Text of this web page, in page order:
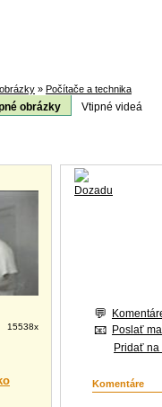
» Počítače a technika
obrázky Vtipné videá
15538x
Poslať
Pridať na
Komentáre